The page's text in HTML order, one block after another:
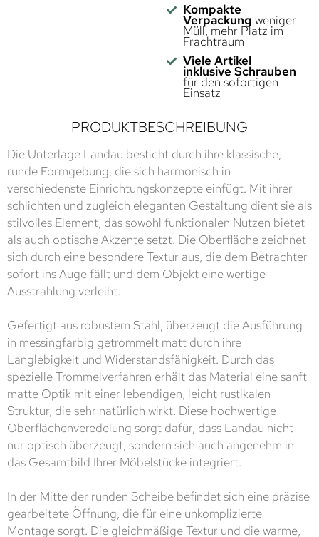
Kompakte
Verpackung weniger
Müll, mehr Platz im
Frachtraum
Viele Artikel
inklusive Schrauben
für den sofortigen
Einsatz
PRODUKTBESCHREIBUNG
Die Unterlage Landau besticht durch ihre klassische,
runde Formgebung, die sich harmonisch in
verschiedenste Einrichtungskonzepte einfügt. Mit ihrer
schlichten und zugleich eleganten Gestaltung dient sie als
stilvolles Element, das sowohl funktionalen Nutzen bietet
als auch optische Akzente setzt. Die Oberfläche zeichnet
sich durch eine besondere Textur aus, die dem Betrachter
sofort ins Auge fällt und dem Objekt eine wertige
Ausstrahlung verleiht.
Gefertigt aus robustem Stahl, überzeugt die Ausführung
in messingfarbig getrommelt matt durch ihre
Langlebigkeit und Widerstandsfähigkeit. Durch das
spezielle Trommelverfahren erhält das Material eine sanft
matte Optik mit einer lebendigen, leicht rustikalen
Struktur, die sehr natürlich wirkt. Diese hochwertige
Oberflächenveredelung sorgt dafür, dass Landau nicht
nur optisch überzeugt, sondern sich auch angenehm in
das Gesamtbild Ihrer Möbelstücke integriert.
In der Mitte der runden Scheibe befindet sich eine präzise
gearbeitete Öffnung, die für eine unkomplizierte
Montage sorgt. Die gleichmäßige Textur und die warme,